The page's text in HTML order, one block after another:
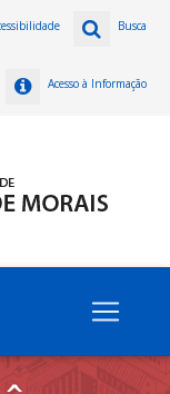
Busca
Acesso à Informação